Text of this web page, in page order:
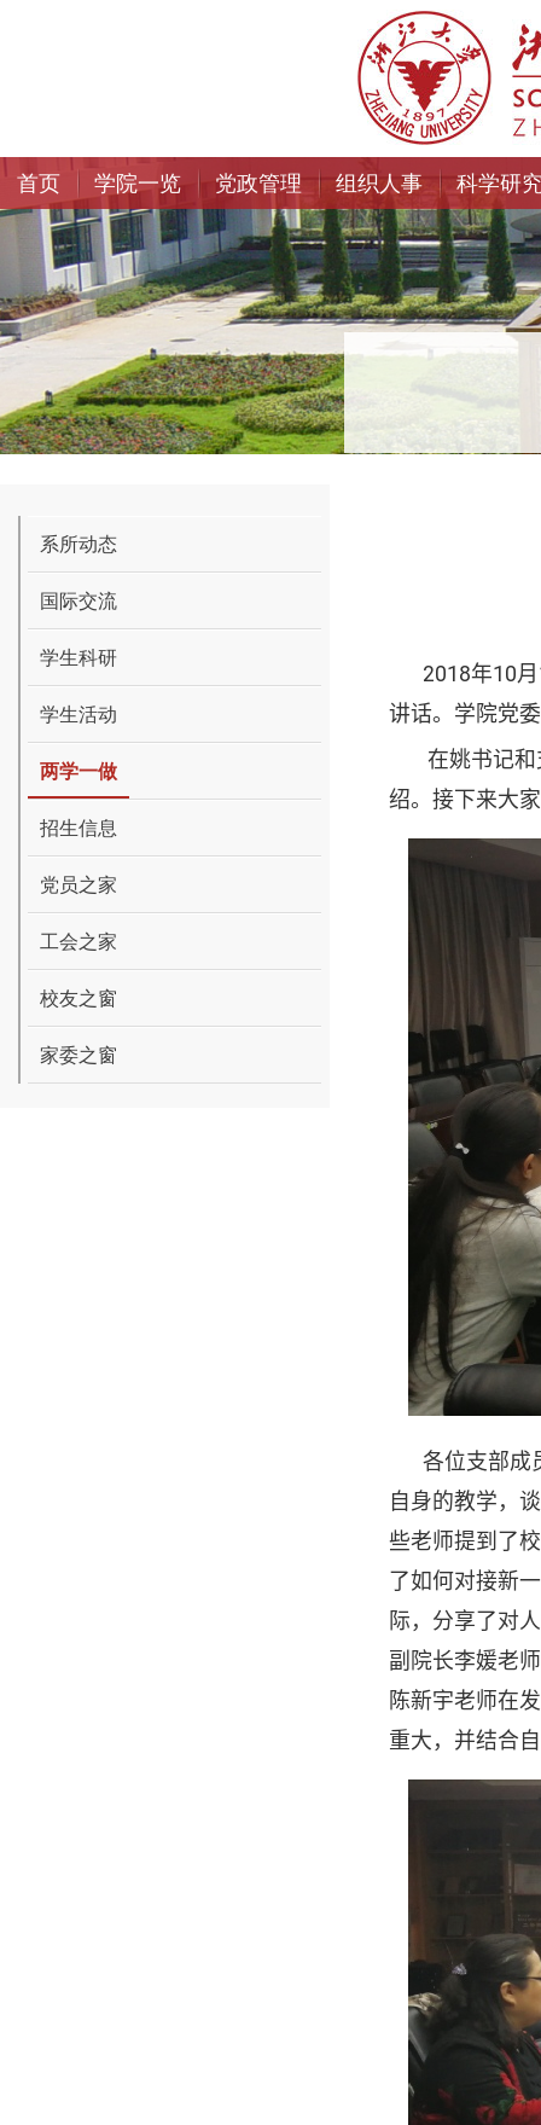
首页 学院一览 党政管理 组织人事 科学研
系所动态
国际交流
学生科研
学生活动
两学一做
招生信息
党员之家
工会之家
校友之窗
家委之窗
2018年10月
讲话。学院党
在姚书记
绍。接下来大
各位支部成
自身的教学，
些老师提到了
了如何对接新
际，分享了对
副院长李媛老
陈新宇老师在
重大，并结合